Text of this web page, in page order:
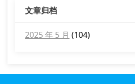
文章归档
2025 年 5 月 (104)